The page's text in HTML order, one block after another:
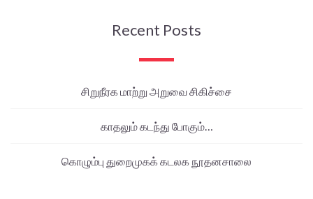
Recent Posts
சிறுநீரக மாற்று அறுவை சிகிச்சை
காதலும் கடந்து போகும்…
கொழும்பு துறைமுகக் கடலக நூதனசாலை